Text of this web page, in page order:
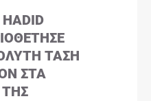
ΤΆΣΗ
ΣΤΑ